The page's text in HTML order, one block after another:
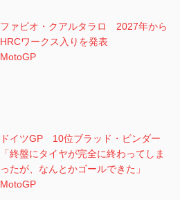
ファビオ・クアルタラロ 2027年から
HRCワークス入りを発表
MotoGP
ドイツGP 10位ブラッド・ビンダー
「終盤にタイヤが完全に終わってしま
ったが、なんとかゴールできた」
MotoGP